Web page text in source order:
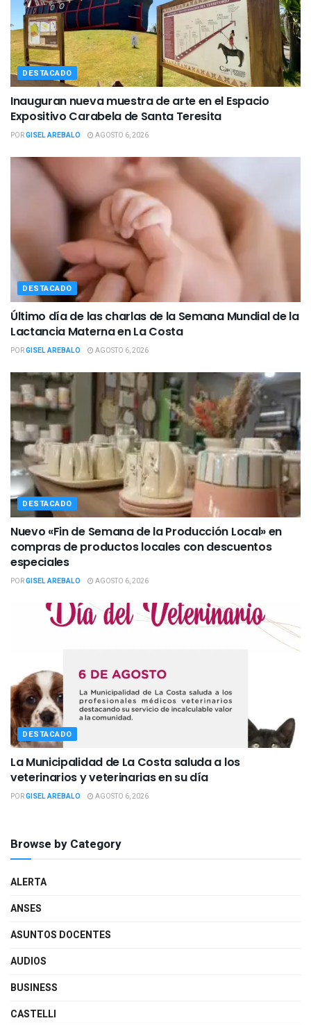
DESTACADO
Inauguran nueva muestra de arte en el Espacio
Expositivo Carabela de Santa Teresita
PORGISEL AREBALO AGOSTO 6, 2026
DESTACADO
Último día de las charlas de la Semana Mundial de la
Lactancia Materna en La Costa
PORGISEL AREBALO AGOSTO 6, 2026
DESTACADO
Nuevo «Fin de Semana de la Producción Local» en
compras de productos locales con descuentos
especiales
PORGISEL AREBALO AGOSTO 6, 2026
DESTACADO
La Municipalidad de La Costa saluda a los
veterinarios y veterinarias en su día
PORGISEL AREBALO AGOSTO 6, 2026
Browse by Category
ALERTA
ANSES
ASUNTOS DOCENTES
AUDIOS
BUSINESS
CASTELLI